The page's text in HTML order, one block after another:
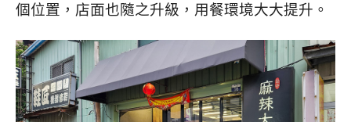
個位置，店面也隨之升級，用餐環境大大提升。